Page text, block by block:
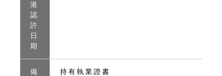
港
認
許
日
期
備
持 有 執 業 證 書